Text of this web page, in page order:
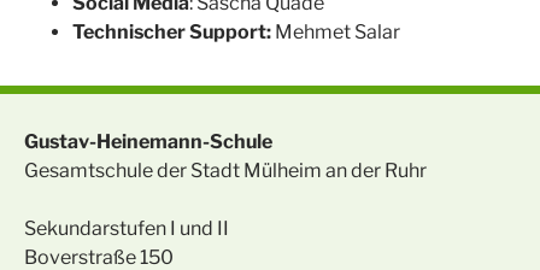
Technischer Support: Mehmet Salar
Gustav-Heinemann-Schule
Gesamtschule der Stadt Mülheim an der Ruhr
Sekundarstufen I und II
Boverstraße 150